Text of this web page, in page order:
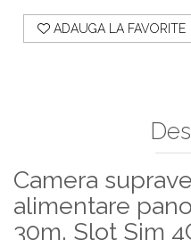
ADAUGA LA FAVORITE
Camera
alimentare
30m, Slot Sim